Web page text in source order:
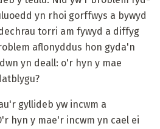
yn rhoi gorffwys a bywyd
torri am fywyd a diffyg
aflonyddus hon gyda'n
yn deall: o'r hyn y mae
gyllideb yw incwm a
hyn y mae'r incwm yn cael ei